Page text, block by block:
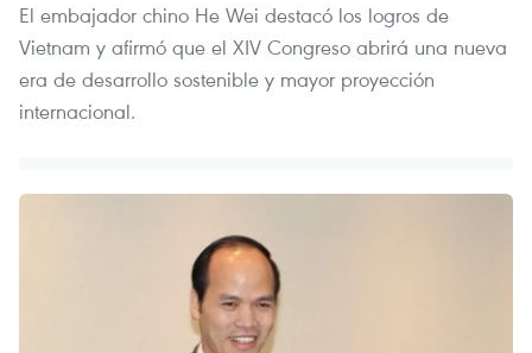
El embajador chino He Wei destacó los logros de
Vietnam y afirmó que el XIV Congreso abrirá una nueva
era de desarrollo sostenible y mayor proyección
internacional.